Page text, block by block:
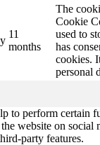
11
months
The
Cookie
used to
has
cookies.
personal
to perform certain
website on social
party features.